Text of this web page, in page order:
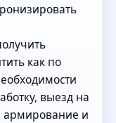
как по
выезд на
армирование и